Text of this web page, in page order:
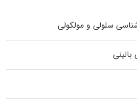
سلولی و مولکولی